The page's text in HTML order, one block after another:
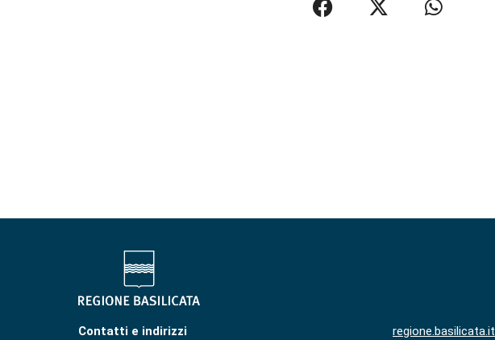
Contatti e indirizzi regione.basilicata.it